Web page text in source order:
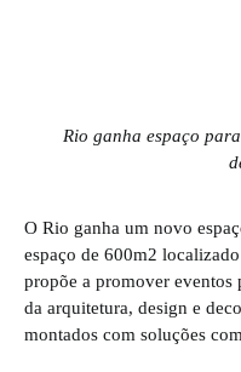
Rio ganha espaço
O Rio ganha um novo
espaço de 600m2
propõe a promover eventos
da arquitetura, design e
montados com soluções